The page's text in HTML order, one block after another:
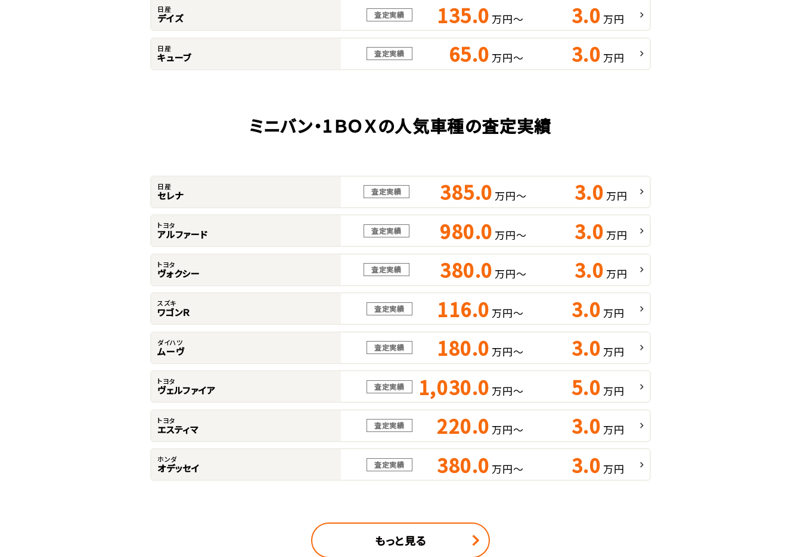
日産
デイズ 査定実績 135.0 万円～ 3.0 万円
日産
キューブ 査定実績 65.0 万円～ 3.0 万円
ミニバン・1ＢＯＸの人気車種の査定実績
日産
セレナ 査定実績 385.0 万円～ 3.0 万円
トヨタ
アルファード 査定実績 980.0 万円～ 3.0 万円
トヨタ
ヴォクシー 査定実績 380.0 万円～ 3.0 万円
スズキ
ワゴンＲ 査定実績 116.0 万円～ 3.0 万円
ダイハツ
ムーヴ 査定実績 180.0 万円～ 3.0 万円
トヨタ
ヴェルファイア 査定実績 1,030.0 万円～ 5.0 万円
トヨタ
エスティマ 査定実績 220.0 万円～ 3.0 万円
ホンダ
オデッセイ 査定実績 380.0 万円～ 3.0 万円
もっと見る